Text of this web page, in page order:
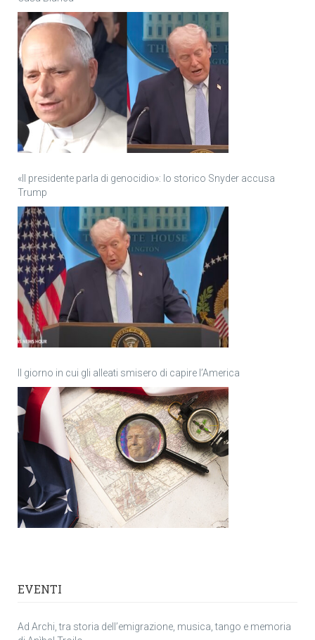
«Il presidente parla di genocidio»: lo storico Snyder accusa
Trump
Il giorno in cui gli alleati smisero di capire l’America
EVENTI
Ad Archi, tra storia dell’emigrazione, musica, tango e memoria